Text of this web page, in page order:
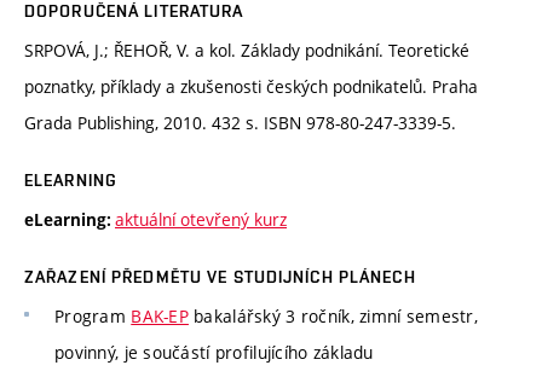
DOPORUČENÁ LITERATURA
SRPOVÁ, J.; ŘEHOŘ, V. a kol. Základy podnikání. Teoretické
poznatky, příklady a zkušenosti českých podnikatelů. Praha
Grada Publishing, 2010. 432 s. ISBN 978-80-247-3339-5.
ELEARNING
eLearning: aktuální otevřený kurz
ZAŘAZENÍ PŘEDMĚTU VE STUDIJNÍCH PLÁNECH
Program BAK-EPbakalářský 3 ročník, zimní semestr,
povinný, je součástí profilujícího základu